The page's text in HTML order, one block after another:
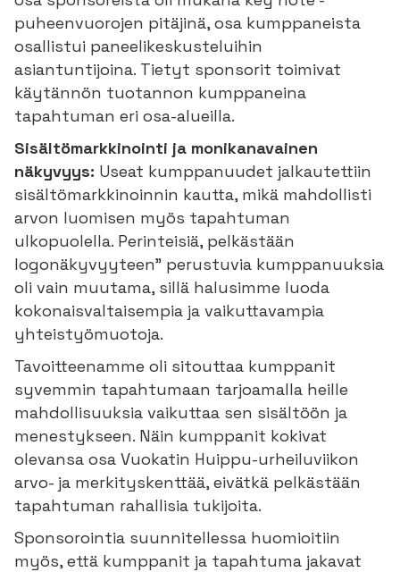
puheenvuorojen pitäjinä, osa kumppaneista
osallistui paneelikeskusteluihin
asiantuntijoina. Tietyt sponsorit toimivat
käytännön tuotannon kumppaneina
tapahtuman eri osa-alueilla.
Sisältömarkkinointi ja monikanavainen
näkyvyys: Useat kumppanuudet jalkautettiin
sisältömarkkinoinnin kautta, mikä mahdollisti
arvon luomisen myös tapahtuman
ulkopuolella. Perinteisiä, pelkästään
logonäkyvyyteen" perustuvia kumppanuuksia
oli vain muutama, sillä halusimme luoda
kokonaisvaltaisempia ja vaikuttavampia
yhteistyömuotoja.
Tavoitteenamme oli sitouttaa kumppanit
syvemmin tapahtumaan tarjoamalla heille
mahdollisuuksia vaikuttaa sen sisältöön ja
menestykseen. Näin kumppanit kokivat
olevansa osa Vuokatin Huippu-urheiluviikon
arvo- ja merkityskenttää, eivätkä pelkästään
tapahtuman rahallisia tukijoita.
Sponsorointia suunnitellessa huomioitiin
myös, että kumppanit ja tapahtuma jakavat